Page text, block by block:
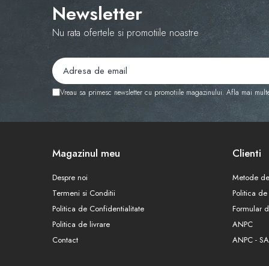
Newsletter
Nu rata ofertele si promotiile noastre
Vreau sa primesc newsletter cu promotiile magazinului. Afla mai
Magazinul meu
Despre noi
Termeni si Conditii
Politica de Confidentialitate
Politica de livrare
Contact
Clienti
Metode
Politica de
Formular
ANPC
ANPC -